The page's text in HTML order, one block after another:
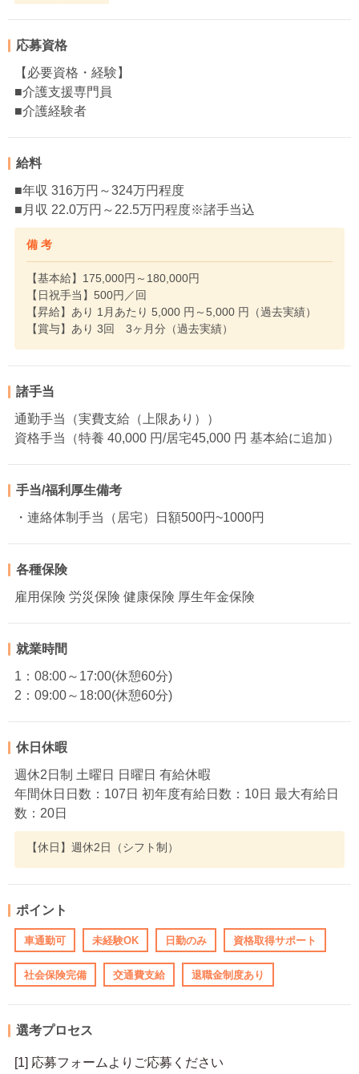
応募資格
【必要資格・経験】
■介護支援専門員
■介護経験者
給料
■年収 316万円～324万円程度
■月収 22.0万円～22.5万円程度※諸手当込
備 考
【基本給】175,000円～180,000円
【日祝手当】500円／回
【昇給】あり 1月あたり 5,000 円～5,000 円（過去実績）
【賞与】あり 3回 3ヶ月分（過去実績）
諸手当
通勤手当（実費支給（上限あり））
資格手当（特養 40,000 円/居宅45,000 円 基本給に追加）
手当/福利厚生備考
・連絡体制手当（居宅）日額500円~1000円
各種保険
雇用保険 労災保険 健康保険 厚生年金保険
就業時間
1：08:00～17:00(休憩60分)
2：09:00～18:00(休憩60分)
休日休暇
週休2日制 土曜日 日曜日 有給休暇
年間休日日数：107日 初年度有給日数：10日 最大有給日
数：20日
【休日】週休2日（シフト制）
ポイント
車通勤可 未経験OK 日勤のみ 資格取得サポート
社会保険完備 交通費支給 退職金制度あり
選考プロセス
[1] 応募フォームよりご応募ください